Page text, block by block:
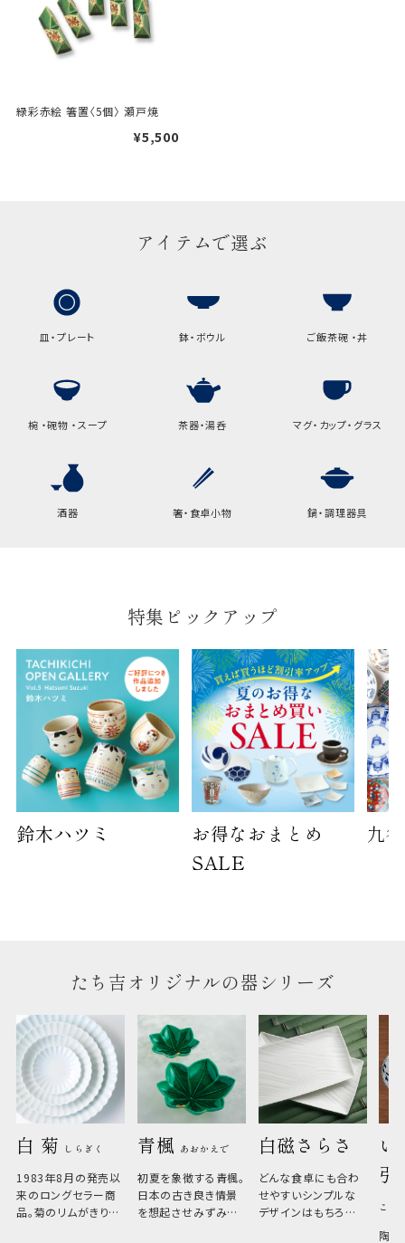
手提袋はお付けできません。
包装紙でお包みできない一部
手提袋はお付けできません。
手提げ袋について
ご注文時に、ご希望枚数をご記入ください。
A:京名所 袋
高さ
32.5cm
横
22cm
9cm
B:京名所 袋
横
袋のサイズは当店で最適なものをご用意いたしま
ご提供枚数の上限はご注文商品数となります。
天掛け包装、ギフト袋対応の商品にはおつけでき
ません。
※犬猫時計には、手提袋をお付けできません
のしについて
緑彩赤絵 箸置〈5個〉 瀬戸焼
¥5,500
アイテムで選ぶ
皿・プレート 鉢・ボウル ご飯茶碗 ・丼
椀 ・碗物 ・スープ 茶器・湯呑 マグ・カップ・グラス
酒器 箸・食卓小物 鍋・調理器具
特集ピックアップ
鈴木ハツミ
お得なおまとめ
SALE
九
たち吉オリジナルの器シリーズ
白 菊 しらぎく
1983年8月の発売以
来のロングセラー商
品。菊のリムがきりっ
青楓 あおかえで
初夏を象徴する青楓。
日本の古き良き情景
を想起させみずみず
白磁さらさ
どんな食卓にも合わ
せやすいシンプルな
デザインはもちろん、
い
こひ
陶器